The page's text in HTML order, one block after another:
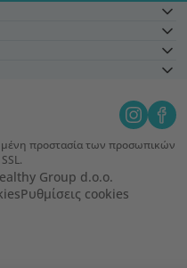
προστασία των προσωπικών
Group d.o.o.
Ρυθμίσεις cookies